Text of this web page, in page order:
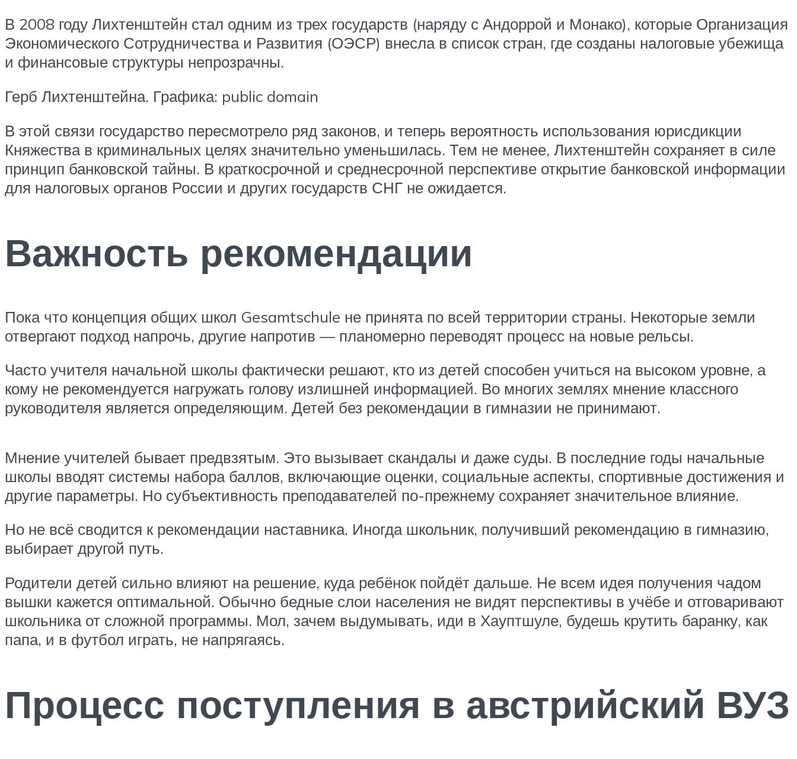
В 2008 году Лихтенштейн стал одним из трех государств (наряду с Андоррой и Монако), которые Организация
Экономического Сотрудничества и Развития (ОЭСР) внесла в список стран, где созданы налоговые убежища
и финансовые структуры непрозрачны.
Герб Лихтенштейна. Графика: public domain
В этой связи государство пересмотрело ряд законов, и теперь вероятность использования юрисдикции
Княжества в криминальных целях значительно уменьшилась. Тем не менее, Лихтенштейн сохраняет в силе
принцип банковской тайны. В краткосрочной и среднесрочной перспективе открытие банковской информации
для налоговых органов России и других государств СНГ не ожидается.
Важность рекомендации
Пока что концепция общих школ Gesamtschule не принята по всей территории страны. Некоторые земли
отвергают подход напрочь, другие напротив — планомерно переводят процесс на новые рельсы.
Часто учителя начальной школы фактически решают, кто из детей способен учиться на высоком уровне, а
кому не рекомендуется нагружать голову излишней информацией. Во многих землях мнение классного
руководителя является определяющим. Детей без рекомендации в гимназии не принимают.
Мнение учителей бывает предвзятым. Это вызывает скандалы и даже суды. В последние годы начальные
школы вводят системы набора баллов, включающие оценки, социальные аспекты, спортивные достижения и
другие параметры. Но субъективность преподавателей по-прежнему сохраняет значительное влияние.
Но не всё сводится к рекомендации наставника. Иногда школьник, получивший рекомендацию в гимназию,
выбирает другой путь.
Родители детей сильно влияют на решение, куда ребёнок пойдёт дальше. Не всем идея получения чадом
вышки кажется оптимальной. Обычно бедные слои населения не видят перспективы в учёбе и отговаривают
школьника от сложной программы. Мол, зачем выдумывать, иди в Хауптшуле, будешь крутить баранку, как
папа, и в футбол играть, не напрягаясь.
Процесс поступления в австрийский ВУЗ